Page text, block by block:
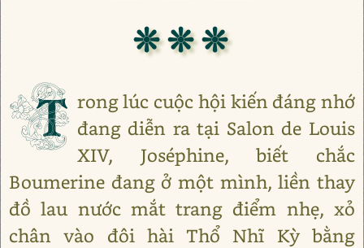
❊ ❊ ❊
T rong lúc cuộc hội kiến đáng nhớ
đang diễn ra tại Salon de Louis
XIV, Joséphine, biết chắc
Boumerine đang ở một mình, liền thay
đồ lau nước mắt trang điểm nhẹ, xỏ
chân vào đôi hài Thổ Nhĩ Kỳ bằng